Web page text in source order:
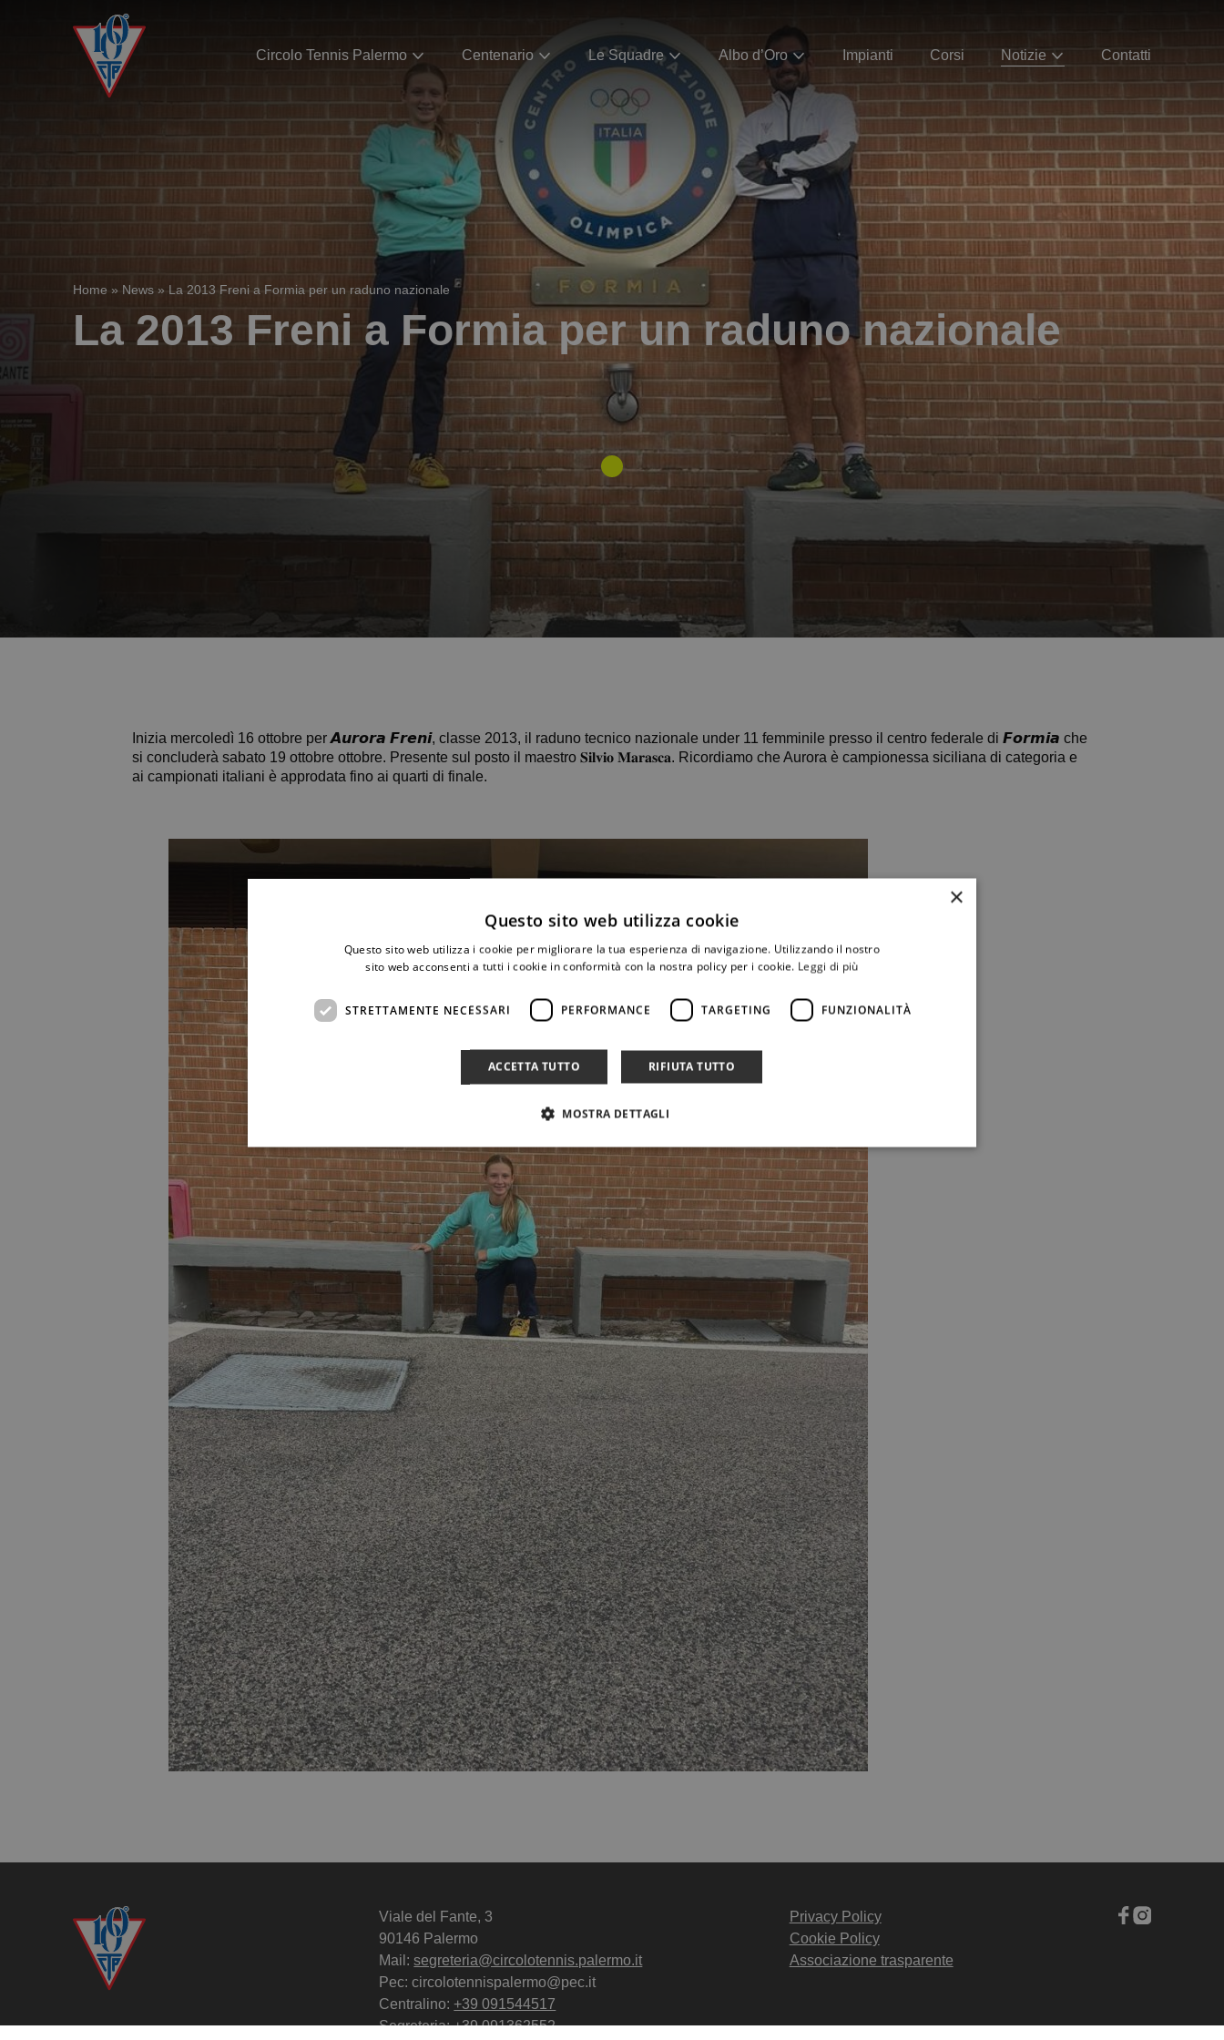
Circolo Tennis Palermo Centenario Le Squadre Albo d’Oro Impianti Corsi Notizie Contatti
Home » News » La 2013 Freni a Formia per un raduno nazionale
La 2013 Freni a Formia per un raduno nazionale
Inizia mercoledì 16 ottobre per 𝘼𝙪𝙧𝙤𝙧𝙖 𝙁𝙧𝙚𝙣𝙞, classe 2013, il raduno tecnico nazionale under 11 femminile presso il centro federale di 𝙁𝙤𝙧𝙢𝙞𝙖 che
si concluderà sabato 19 ottobre ottobre. Presente sul posto il maestro 𝐒𝐢𝐥𝐯𝐢𝐨 𝐌𝐚𝐫𝐚𝐬𝐜𝐚. Ricordiamo che Aurora è campionessa siciliana di categoria e
ai campionati italiani è approdata fino ai quarti di finale.
Viale del Fante, 3
90146 Palermo
Mail:segreteria@circolotennis.palermo.it
Pec: circolotennispalermo@pec.it
Centralino: +39 091544517
Segreteria:+39 091362552
Privacy Policy
Cookie Policy
Associazione trasparente
×
Questo sito web utilizza cookie
Questo sito web utilizza i cookie per migliorare la tua esperienza di navigazione. Utilizzando il nostro
sito web acconsenti a tutti i cookie in conformità con la nostra policy per i cookie. Leggi di più
STRETTAMENTE NECESSARI PERFORMANCE TARGETING FUNZIONALITÀ
ACCETTA TUTTO RIFIUTA TUTTO
MOSTRA DETTAGLI